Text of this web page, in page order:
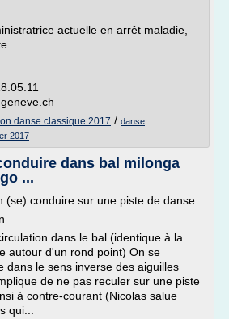
actuelle en arrêt maladie,
danse classique 2017 / danse
2017
dans bal milonga
...
(se) conduire sur une piste de danse
dans le bal (identique à la
autour d'un rond point) On se
dans le sens inverse des aiguilles
de ne pas reculer sur une piste
à contre-courant (Nicolas salue
qui...